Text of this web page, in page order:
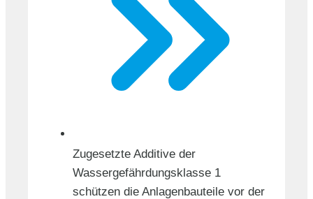
Zugesetzte Additive der
Wassergefährdungsklasse 1
schützen die Anlagenbauteile vor der